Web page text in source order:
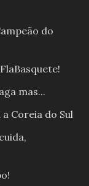
do
mas...
Coreia do Sul